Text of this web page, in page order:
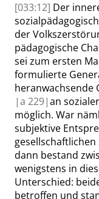
[033:12] Der
der
pädagogische
sei zum ersten
formulierte
heranwachsende
|a 229|an
möglich. War
subjektive
dann bestand
wenigstens in
Unterschied:
betroffen und